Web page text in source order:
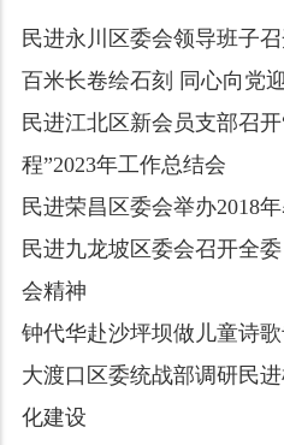
民进永川区委会领导班子
百米长卷绘石刻 同心向党
民进江北区新会员支部召
程”2023年工作总结会
民进荣昌区委会举办2018
民进九龙坡区委会召开全
会精神
钟代华赴沙坪坝做儿童诗
大渡口区委统战部调研民
化建设